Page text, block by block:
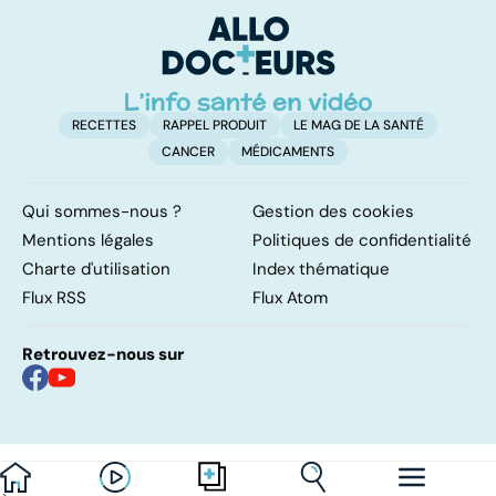
RECETTES RAPPEL PRODUIT
LE MAG DE LA SANTÉ
CANCER
MÉDICAMENTS
Qui sommes-nous ?
Gestion des cookies
Mentions légales
Politiques de confidentialité
Charte d'utilisation
Index thématique
Flux RSS
Flux Atom
Retrouvez-nous sur